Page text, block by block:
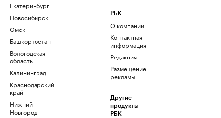
Екатеринбург
Новосибирск
Омск
Башкортостан
Вологодская
область
Калининград
Краснодарский
край
Нижний
Новгород
РБК
О компании
Контактная
информация
Редакция
Размещение
рекламы
Другие
продукты
РБК